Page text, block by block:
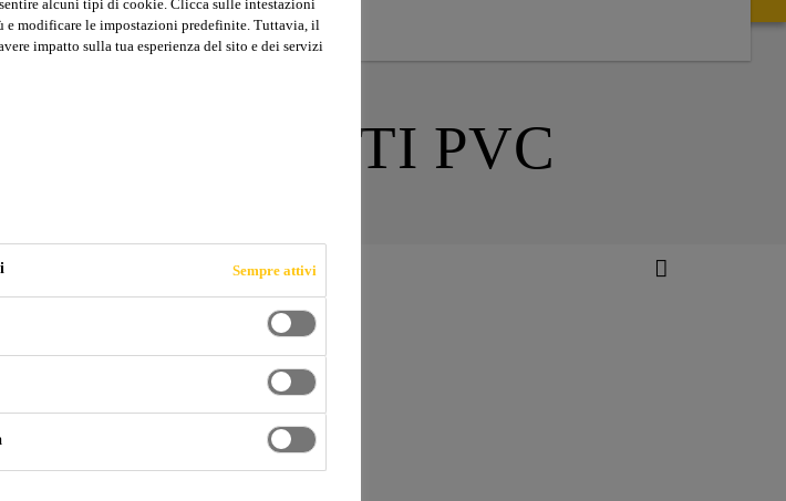
PER GIUNTI PVC
Nastri di sigillatura per giunti PVC
alcuni tipi di cookie. Clicca sulle intestazioni
e modificare le impostazioni predefinite. Tuttavia, il
impatto sulla tua esperienza del sito e dei servizi
Sempre attivi